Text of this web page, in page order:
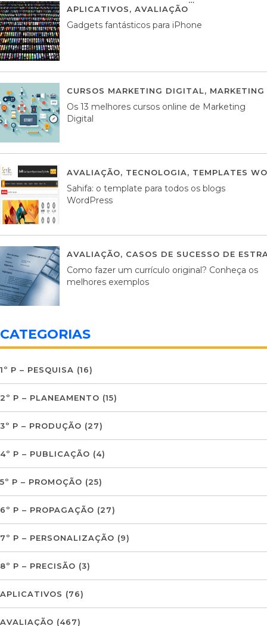
APLICATIVOS, AVALIAÇÃO
Gadgets fantásticos para iPhone
CURSOS MARKETING DIGITAL,
Os 13 melhores cursos online de Marketing
Digital
AVALIAÇÃO, TECNOLOGIA, TEMPLATES
Sahifa: o template para todos os blogs
WordPress
AVALIAÇÃO, CASOS DE SUCESSO DE
Como fazer um currículo original? Conheça os
melhores exemplos
CATEGORIAS
1º P – PESQUISA (16)
2º P – PLANEAMENTO (15)
3º P – PRODUÇÃO (27)
4º P – PUBLICAÇÃO (4)
5º P – PROMOÇÃO (25)
6º P – PROPAGAÇÃO (27)
7º P – PERSONALIZAÇÃO (9)
8º P – PRECISÃO (3)
APLICATIVOS (76)
AVALIAÇÃO (467)